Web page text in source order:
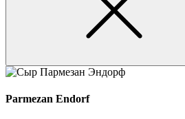
Parmezan Endorf